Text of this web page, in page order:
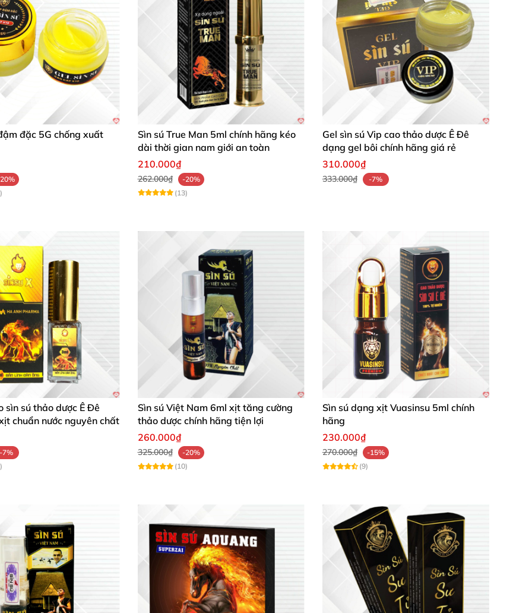
đặc 5G chống xuất
Sìn sú True Man 5ml chính hãng kéo
dài thời gian nam giới an toàn
210.000₫
262.000₫
-20%
(13)
Gel sìn sú Vip cao thảo dược Ê Đê
dạng gel bôi chính hãng giá rẻ
310.000₫
333.000₫ -7%
sìn sú thảo dược Ê Đê
chuẩn nước nguyên chất
-7%
Sìn sú Việt Nam 6ml xịt tăng cường
thảo dược chính hãng tiện lợi
260.000₫
325.000₫
-20%
(10)
Sìn sú dạng xịt Vuasinsu 5ml chính
hãng
230.000₫
270.000₫
-15%
(9)